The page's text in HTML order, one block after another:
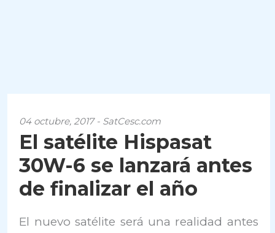
04 octubre, 2017 - SatCesc.com
El satélite Hispasat
30W-6 se lanzará antes
de finalizar el año
El nuevo satélite será una realidad antes